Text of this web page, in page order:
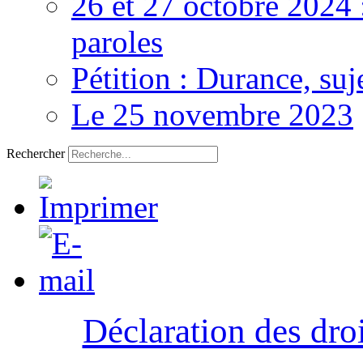
paroles
Pétition : Durance,
Le 25 novembre 2023
Rechercher
Déclaration des